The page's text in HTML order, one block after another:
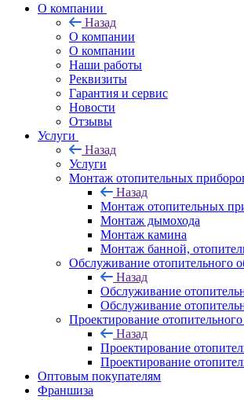
O компании
Назад
O компании
О компании
Наши работы
Реквизиты
Гарантия и сервис
Новости
Отзывы
Услуги
Назад
Услуги
Монтаж отопительных
Назад
Монтаж отопительных
Монтаж дымохода
Монтаж камина
Монтаж банной,
Обслуживание отопительного
Назад
Обслуживание
Обслуживание
Проектирование
Назад
Проектирование
Проектирование
Оптовым покупателям
Франшиза